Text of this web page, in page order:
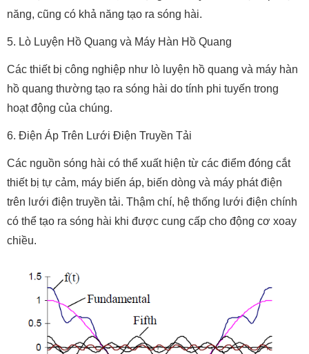
năng, cũng có khả năng tạo ra sóng hài.
5. Lò Luyện Hồ Quang và Máy Hàn Hồ Quang
Các thiết bị công nghiệp như lò luyện hồ quang và máy hàn
hồ quang thường tạo ra sóng hài do tính phi tuyến trong
hoạt động của chúng.
6. Điện Áp Trên Lưới Điện Truyền Tải
Các nguồn sóng hài có thể xuất hiện từ các điểm đóng cắt
thiết bị tự cảm, máy biến áp, biến dòng và máy phát điện
trên lưới điện truyền tải. Thậm chí, hệ thống lưới điện chính
có thể tạo ra sóng hài khi được cung cấp cho động cơ xoay
chiều.